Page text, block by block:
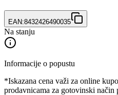
EAN:8432426490035
Na stanju
Informacije o popustu
*Iskazana cena važi za online
prodavnicama za gotovinski način